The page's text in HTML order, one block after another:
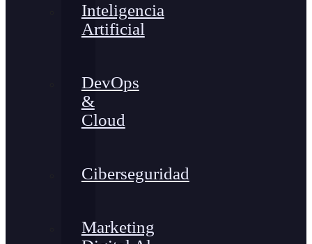
Inteligencia
Artificial
DevOps
&
Cloud
Ciberseguridad
Marketing